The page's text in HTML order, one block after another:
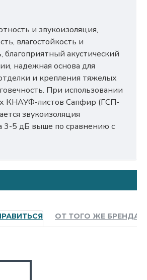
и звукоизоляция,
влагостойкость и
благоприятный акустический
надежная основа для
и крепления тяжелых
При использовании
КНАУФ-листов Сапфир (ГСП-
звукоизоляция
3-5 дБ выше по сравнению с
ОТ ТОГО ЖЕ БРЕНДА